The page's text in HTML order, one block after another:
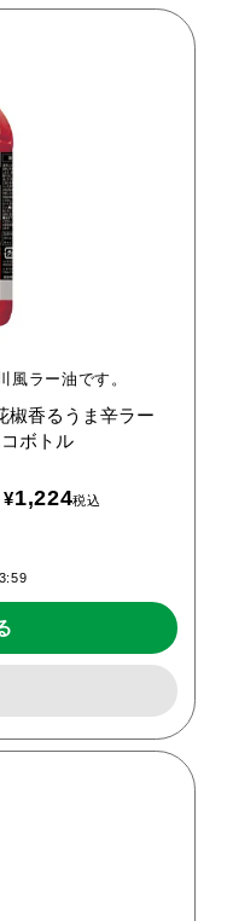
風ラー油です。
椒香るうま辛ラー
ボトル
¥1,224税込